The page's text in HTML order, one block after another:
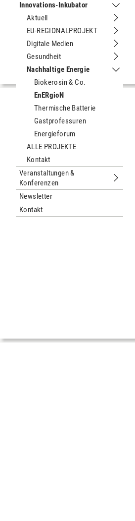
Innovations-Inkubator
Aktuell
EU-REGIONALPROJEKT
Digitale Medien
Gesundheit
Nachhaltige Energie
Biokerosin & Co.
EnERgioN
Thermische Batterie
Gastprofessuren
Energieforum
ALLE PROJEKTE
Kontakt
Veranstaltungen &
Konferenzen
Newsletter
Kontakt